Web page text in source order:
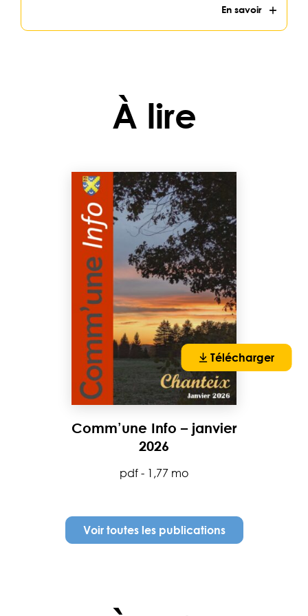
En savoir
À lire
Comm’une Info – janvier
2026
pdf - 1,77 mo
Télécharger
Voir toutes les publications